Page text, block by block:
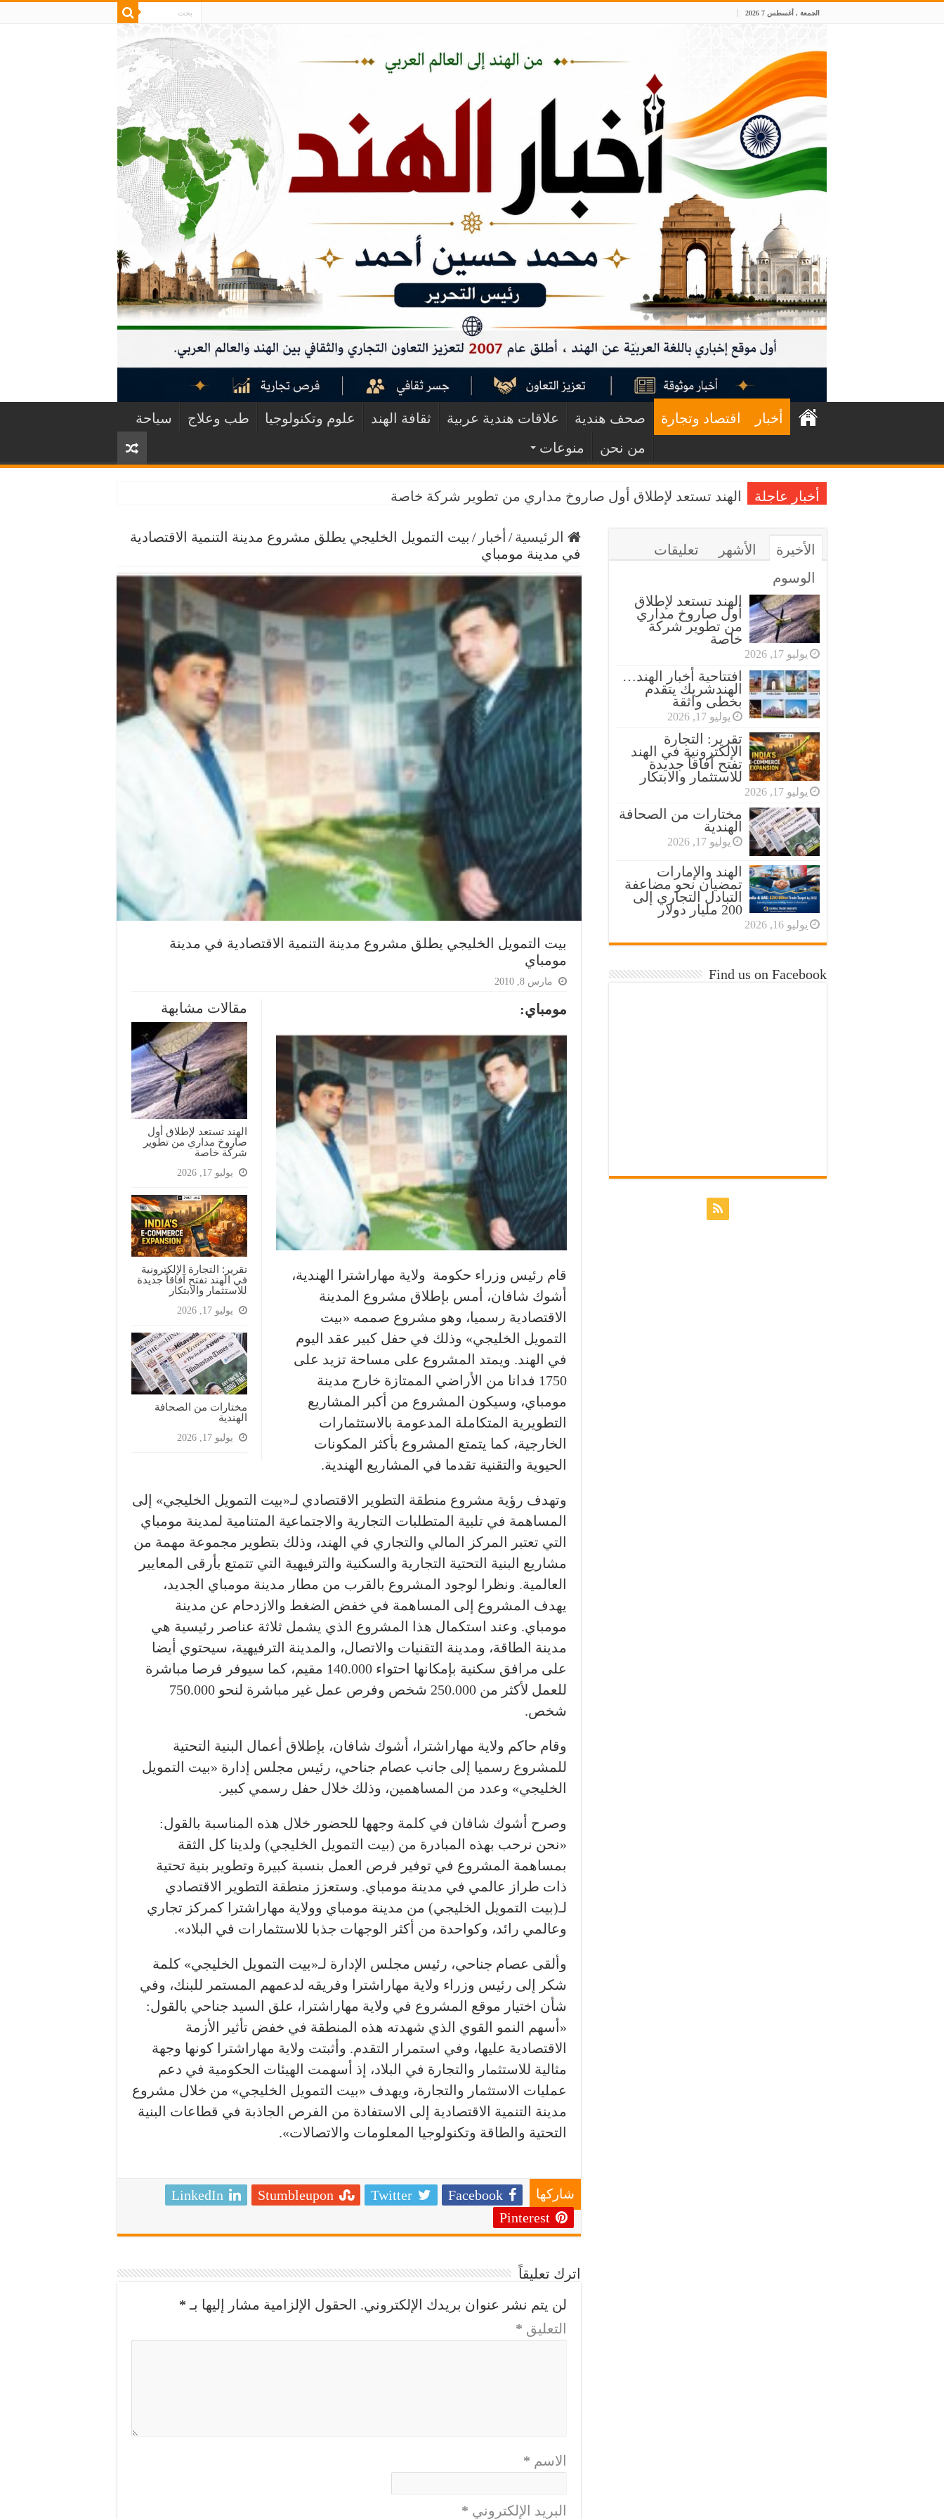
الجمعة , أغسطس 7 2026
أخبار اقتصاد وتجارة صحف هندية علاقات هندية عربية ثقافة الهند علوم وتكنولوجيا طب وعلاج
سياحة
من نحن
منوعات
أخبار عاجلة الهند تستعد لإطلاق أول صاروخ مداري من تطوير شركة خاصة
الرئيسية/ أخبار / بيت التمويل الخليجي يطلق مشروع مدينة التنمية الاقتصادية
في مدينة مومباي
بيت التمويل الخليجي يطلق مشروع مدينة التنمية الاقتصادية في مدينة
مومباي
مارس 8, 2010
مقالات مشابهة
الهند تستعد لإطلاق أول
صاروخ مداري من تطوير
شركة خاصة
يوليو 17, 2026
تقرير: التجارة الإلكترونية
في الهند تفتح آفاقاً جديدة
للاستثمار والابتكار
يوليو 17, 2026
مختارات من الصحافة
الهندية
يوليو 17, 2026
مومباي:
قام رئيس وزراء حكومة ولاية مهاراشترا الهندية،
أشوك شافان، أمس بإطلاق مشروع المدينة
الاقتصادية رسميا، وهو مشروع صممه «بيت
التمويل الخليجي» وذلك في حفل كبير عقد اليوم
في الهند. ويمتد المشروع على مساحة تزيد على
1750 فدانا من الأراضي الممتازة خارج مدينة
مومباي، وسيكون المشروع من أكبر المشاريع
التطويرية المتكاملة المدعومة بالاستثمارات
الخارجية، كما يتمتع المشروع بأكثر المكونات
الحيوية والتقنية تقدما في المشاريع الهندية.
وتهدف رؤية مشروع منطقة التطوير الاقتصادي لـ«بيت التمويل الخليجي» إلى
المساهمة في تلبية المتطلبات التجارية والاجتماعية المتنامية لمدينة مومباي
التي تعتبر المركز المالي والتجاري في الهند، وذلك بتطوير مجموعة مهمة من
مشاريع البنية التحتية التجارية والسكنية والترفيهية التي تتمتع بأرقى المعايير
العالمية. ونظرا لوجود المشروع بالقرب من مطار مدينة مومباي الجديد،
يهدف المشروع إلى المساهمة في خفض الضغط والازدحام عن مدينة
مومباي. وعند استكمال هذا المشروع الذي يشمل ثلاثة عناصر رئيسية هي
مدينة الطاقة، ومدينة التقنيات والاتصال، والمدينة الترفيهية، سيحتوي أيضا
على مرافق سكنية بإمكانها احتواء 140.000 مقيم، كما سيوفر فرصا مباشرة
للعمل لأكثر من 250.000 شخص وفرص عمل غير مباشرة لنحو 750.000
شخص.
وقام حاكم ولاية مهاراشترا، أشوك شافان، بإطلاق أعمال البنية التحتية
للمشروع رسميا إلى جانب عصام جناحي، رئيس مجلس إدارة «بيت التمويل
الخليجي» وعدد من المساهمين، وذلك خلال حفل رسمي كبير.
وصرح أشوك شافان في كلمة وجهها للحضور خلال هذه المناسبة بالقول:
«نحن نرحب بهذه المبادرة من (بيت التمويل الخليجي) ولدينا كل الثقة
بمساهمة المشروع في توفير فرص العمل بنسبة كبيرة وتطوير بنية تحتية
ذات طراز عالمي في مدينة مومباي. وستعزز منطقة التطوير الاقتصادي
لـ(بيت التمويل الخليجي) من مدينة مومباي وولاية مهاراشترا كمركز تجاري
وعالمي رائد، وكواحدة من أكثر الوجهات جذبا للاستثمارات في البلاد».
وألقى عصام جناحي، رئيس مجلس الإدارة لـ«بيت التمويل الخليجي» كلمة
شكر إلى رئيس وزراء ولاية مهاراشترا وفريقه لدعمهم المستمر للبنك، وفي
شأن اختيار موقع المشروع في ولاية مهاراشترا، علق السيد جناحي بالقول:
«أسهم النمو القوي الذي شهدته هذه المنطقة في خفض تأثير الأزمة
الاقتصادية عليها، وفي استمرار التقدم. وأثبتت ولاية مهاراشترا كونها وجهة
مثالية للاستثمار والتجارة في البلاد، إذ أسهمت الهيئات الحكومية في دعم
عمليات الاستثمار والتجارة، ويهدف «بيت التمويل الخليجي» من خلال مشروع
مدينة التنمية الاقتصادية إلى الاستفادة من الفرص الجاذبة في قطاعات البنية
التحتية والطاقة وتكنولوجيا المعلومات والاتصالات».
شاركها Facebook
Twitter
Stumbleupon
LinkedIn
Pinterest
اترك تعليقاً
لن يتم نشر عنوان بريدك الإلكتروني. الحقول الإلزامية مشار إليها بـ *
التعليق *
الاسم *
البريد الإلكتروني *
الأخيرة الأشهر
تعليقات
الوسوم
الهند تستعد لإطلاق
أول صاروخ مداري
من تطوير شركة
خاصة
يوليو 17, 2026
افتتاحية أخبار الهند…
الهندشريك يتقدم
بخطى واثقة
يوليو 17, 2026
تقرير: التجارة
الإلكترونية في الهند
تفتح آفاقاً جديدة
للاستثمار والابتكار
يوليو 17, 2026
مختارات من الصحافة
الهندية
يوليو 17, 2026
الهند والإمارات
تمضيان نحو مضاعفة
التبادل التجاري إلى
200 مليار دولار
يوليو 16, 2026
Find us on Facebook